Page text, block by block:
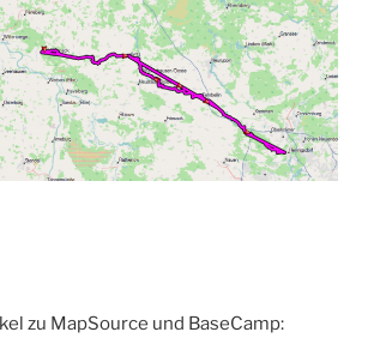
zu MapSource und BaseCamp: